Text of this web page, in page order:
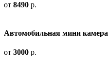
от 8490 р.
Автомобильная мини камера
от 3000 р.